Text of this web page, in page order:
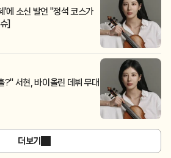
'에 소신 발언 "정석 코스가
]
서현, 바이올린 데뷔 무대
더보기